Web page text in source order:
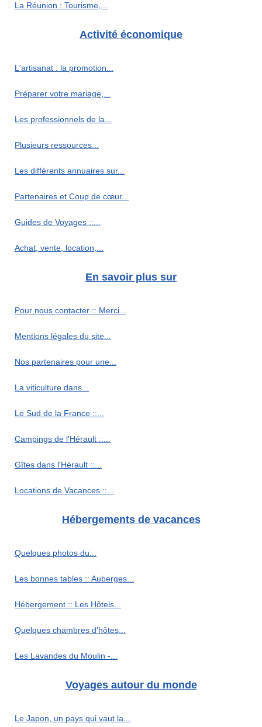
La Réunion : Tourisme,...
Activité économique
L'artisanat : la promotion...
Préparer votre mariage,...
Les professionnels de la...
Plusieurs ressources...
Les différents annuaires sur...
Partenaires et Coup de cœur...
Guides de Voyages ::...
Achat, vente, location,...
En savoir plus sur
Pour nous contacter :: Merci...
Mentions légales du site...
Nos partenaires pour une...
La viticulture dans...
Le Sud de la France ::...
Campings de l'Hérault ::...
Gîtes dans l'Hérault ::...
Locations de Vacances ::...
Hébergements de vacances
Quelques photos du...
Les bonnes tables :: Auberges...
Hébergement :: Les Hôtels...
Quelques chambres d'hôtes...
Les Lavandes du Moulin -...
Voyages autour du monde
Le Japon, un pays qui vaut la...